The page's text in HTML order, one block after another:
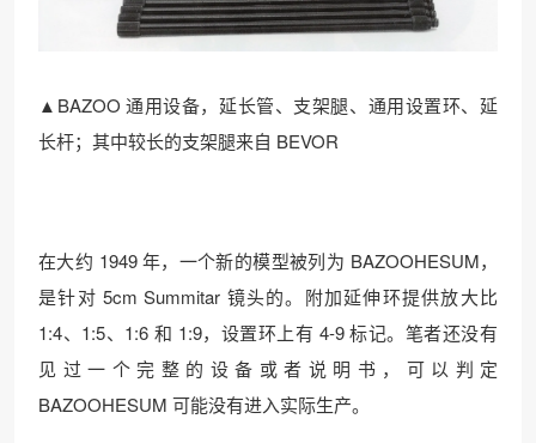
▲BAZOO 通用设备，延长管、支架腿、通用设置环、延
长杆；其中较长的支架腿来自 BEVOR
在大约 1949 年，一个新的模型被列为 BAZOOHESUM，
是针对 5cm Summitar 镜头的。附加延伸环提供放大比
1:4、1:5、1:6 和 1:9，设置环上有 4-9 标记。笔者还没有
见过一个完整的设备或者说明书，可以判定
BAZOOHESUM 可能没有进入实际生产。